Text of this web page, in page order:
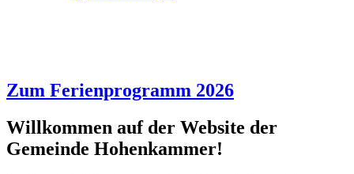
Zum Ferienprogramm 2026
Willkommen auf der Website der
Gemeinde Hohenkammer!